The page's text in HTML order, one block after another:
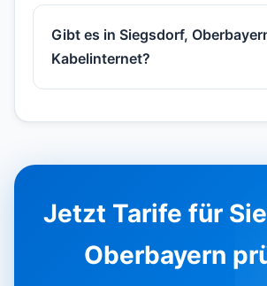
Gibt es in Siegsdorf,
Kabelinternet?
Jetzt Tarife für
Oberbayern